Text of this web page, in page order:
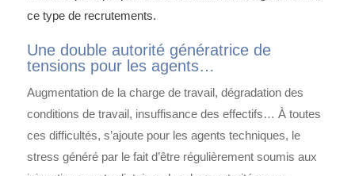
ce type de recrutements.
Une double autorité génératrice de
tensions pour les agents…
Augmentation de la charge de travail, dégradation des
conditions de travail, insuffisance des effectifs… À toutes
ces difficultés, s’ajoute pour les agents techniques, le
stress généré par le fait d’être régulièrement soumis aux